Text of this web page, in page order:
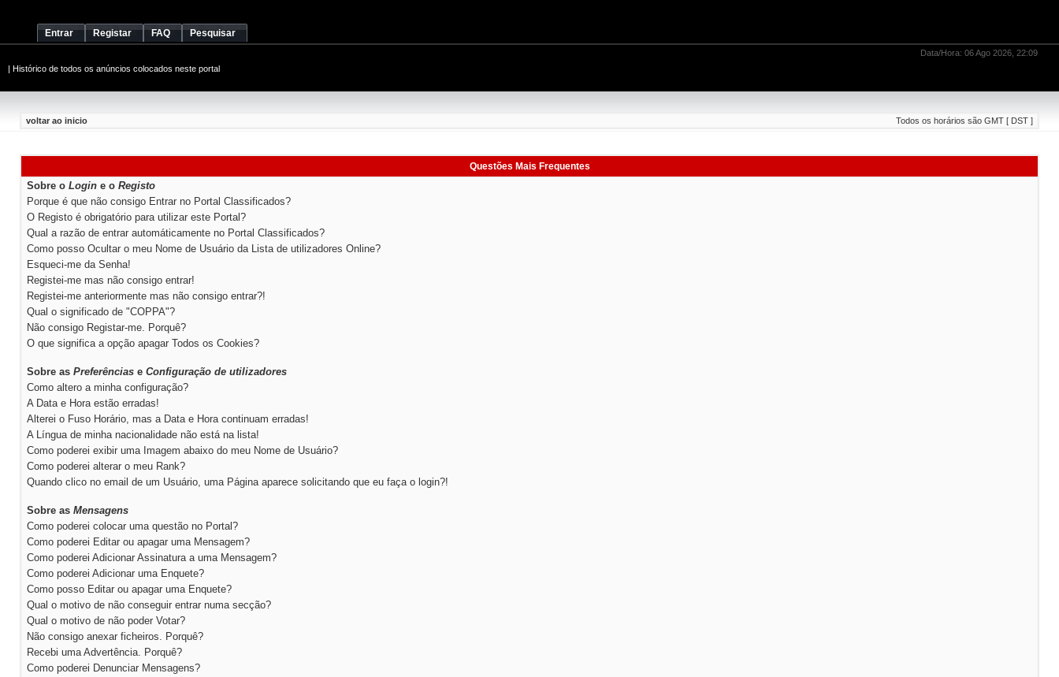
Entrar Registar FAQ Pesquisar
Data/Hora: 06 Ago 2026, 22:09
| Histórico de todos os anúncios colocados neste portal
voltar ao inicio Todos os horários são GMT [ DST ]
Questões Mais Frequentes
Sobre o Login e o Registo
Porque é que não consigo Entrar no Portal Classificados?
O Registo é obrigatório para utilizar este Portal?
Qual a razão de entrar automáticamente no Portal Classificados?
Como posso Ocultar o meu Nome de Usuário da Lista de utilizadores Online?
Esqueci-me da Senha!
Registei-me mas não consigo entrar!
Registei-me anteriormente mas não consigo entrar?!
Qual o significado de "COPPA"?
Não consigo Registar-me. Porquê?
O que significa a opção apagar Todos os Cookies?
Sobre as Preferências e Configuração de utilizadores
Como altero a minha configuração?
A Data e Hora estão erradas!
Alterei o Fuso Horário, mas a Data e Hora continuam erradas!
A Língua de minha nacionalidade não está na lista!
Como poderei exibir uma Imagem abaixo do meu Nome de Usuário?
Como poderei alterar o meu Rank?
Quando clico no email de um Usuário, uma Página aparece solicitando que eu faça o login?!
Sobre as Mensagens
Como poderei colocar uma questão no Portal?
Como poderei Editar ou apagar uma Mensagem?
Como poderei Adicionar Assinatura a uma Mensagem?
Como poderei Adicionar uma Enquete?
Como posso Editar ou apagar uma Enquete?
Qual o motivo de não conseguir entrar numa secção?
Qual o motivo de não poder Votar?
Não consigo anexar ficheiros. Porquê?
Recebi uma Advertência. Porquê?
Como poderei Denunciar Mensagens?